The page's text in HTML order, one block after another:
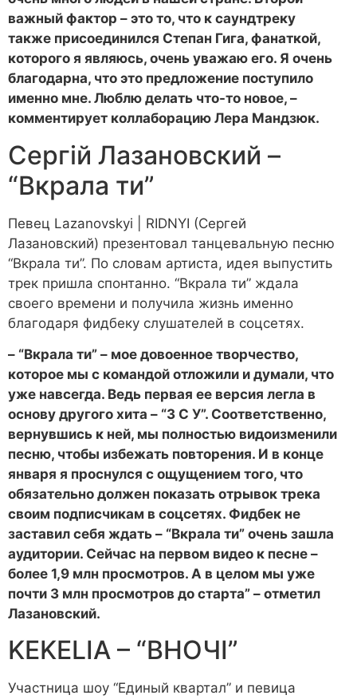
важный фактор – это то, что к саундтреку
также присоединился Степан Гига, фанаткой,
которого я являюсь, очень уважаю его. Я очень
благодарна, что это предложение поступило
именно мне. Люблю делать что-то новое, –
комментирует коллаборацию Лера Мандзюк.
Сергій Лазановский –
“Вкрала ти”
Певец Lazanovskyi | RIDNYI (Сергей
Лазановский) презентовал танцевальную песню
“Вкрала ти”. По словам артиста, идея выпустить
трек пришла спонтанно. “Вкрала ти” ждала
своего времени и получила жизнь именно
благодаря фидбеку слушателей в соцсетях.
– “Вкрала ти” – мое довоенное творчество,
которое мы с командой отложили и думали, что
уже навсегда. Ведь первая ее версия легла в
основу другого хита – “З С У”. Соответственно,
вернувшись к ней, мы полностью видоизменили
песню, чтобы избежать повторения. И в конце
января я проснулся с ощущением того, что
обязательно должен показать отрывок трека
своим подписчикам в соцсетях. Фидбек не
заставил себя ждать – “Вкрала ти” очень зашла
аудитории. Сейчас на первом видео к песне –
более 1,9 млн просмотров. А в целом мы уже
почти 3 млн просмотров до старта” – отметил
Лазановский.
KEKELIA – “ВНОЧІ”
Участница шоу “Единый квартал” и певица